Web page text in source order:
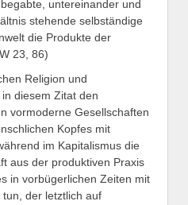
untereinander und
stehende selbständige
die Produkte der
23, 86)
Religion und
diesem Zitat den
vormoderne Gesellschaften
Kopfes mit
im Kapitalismus die
aus der produktiven Praxis
in vorbügerlichen Zeiten mit
der letztlich auf